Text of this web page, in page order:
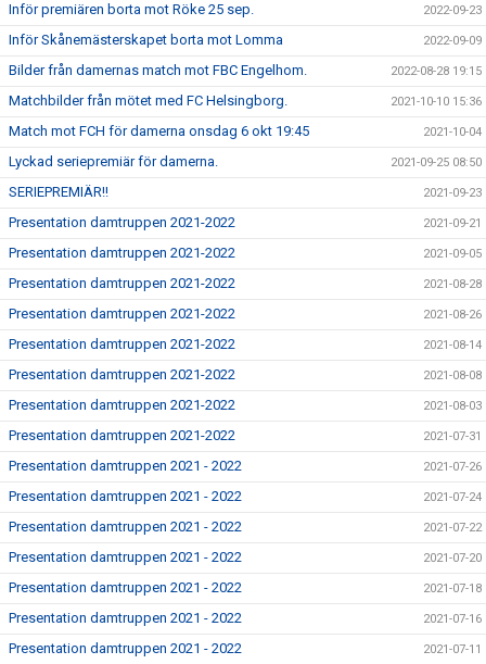
Inför premiären borta mot Röke 25 sep. 2022-09-23
Inför Skånemästerskapet borta mot Lomma 2022-09-09
Bilder från damernas match mot FBC Engelhom. 2022-08-28 19:15
Matchbilder från mötet med FC Helsingborg. 2021-10-10 15:36
Match mot FCH för damerna onsdag 6 okt 19:45 2021-10-04
Lyckad seriepremiär för damerna. 2021-09-25 08:50
SERIEPREMIÄR!! 2021-09-23
Presentation damtruppen 2021-2022 2021-09-21
Presentation damtruppen 2021-2022 2021-09-05
Presentation damtruppen 2021-2022 2021-08-28
Presentation damtruppen 2021-2022 2021-08-26
Presentation damtruppen 2021-2022 2021-08-14
Presentation damtruppen 2021-2022 2021-08-08
Presentation damtruppen 2021-2022 2021-08-03
Presentation damtruppen 2021-2022 2021-07-31
Presentation damtruppen 2021 - 2022 2021-07-26
Presentation damtruppen 2021 - 2022 2021-07-24
Presentation damtruppen 2021 - 2022 2021-07-22
Presentation damtruppen 2021 - 2022 2021-07-20
Presentation damtruppen 2021 - 2022 2021-07-18
Presentation damtruppen 2021 - 2022 2021-07-16
Presentation damtruppen 2021 - 2022 2021-07-11